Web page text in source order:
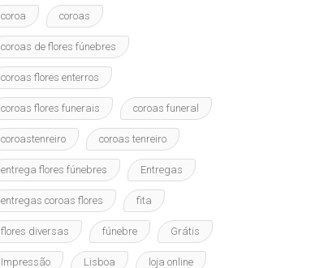
coroa coroas
coroas de flores fúnebres
coroas flores enterros
coroas flores funerais coroas funeral
coroastenreiro coroas tenreiro
entrega flores fúnebres Entregas
entregas coroas flores fita
flores diversas fúnebre Grátis
Impressão Lisboa loja online